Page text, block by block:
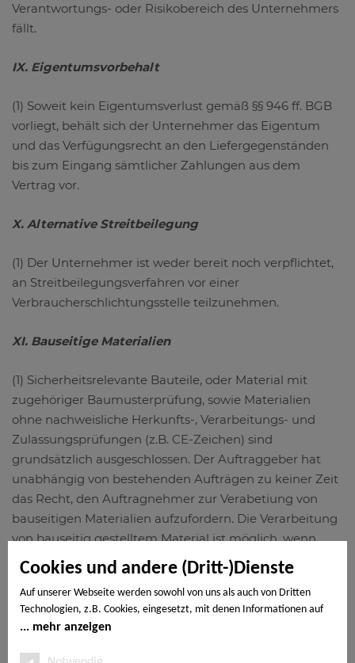
Cookies und andere (Dritt-)Dienste
Auf unserer Webseite werden sowohl von uns als auch von Dritten
Technologien, z.B. Cookies, eingesetzt, mit denen Informationen auf
Ihrem Endgerät gespeichert und/oder von Ihrem Endgerät abgerufen
Notwendige Cookies, Analyse-, Marketing- und Statistik-Cookies. Bei
mehr anzeigen
Verantwortungs- oder Risikobereich des Unternehmers
fällt.
IX. Eigentumsvorbehalt
(1) Soweit kein Eigentumsverlust gemäß §§ 946 ff. BGB
vorliegt, behält sich der Unternehmer das Eigentum
und das Verfügungsrecht an den Liefergegenständen
bis zum Eingang sämtlicher Zahlungen aus dem
Vertrag vor.
X. Alternative Streitbeilegung
(1) Der Unternehmer ist weder bereit noch verpflichtet,
an Streitbeilegungsverfahren vor einer
Verbraucherschlichtungsstelle teilzunehmen.
XI. Bauseitige Materialien
(1) Sicherheitsrelevante Bauteile, oder Material mit
zugehöriger Baumusterprüfung, sowie Materialien
ohne nachweisliche Herkunfts-, Verarbeitungs- und
Zulassungsprüfungen (z.B. CE-Zeichen) sind
grundsätzlich ausgeschlossen. Der Auftraggeber hat
unabhängig von bestehenden Aufträgen zu keiner Zeit
das Recht, den Auftragnehmer zur Verabetiung von
bauseitigen Materialien aufzufordern. Die Verarbeitung
von bauseitig gestelltem Material ist möglich, wenn
zusätzlich zu den oben genannten Vorgaben
nachfolgende Bedingungen anerkannt werden.
(a) Die Ware wird vor Zusage zur Verabeitung vom
Auftragnehmer geprüft.